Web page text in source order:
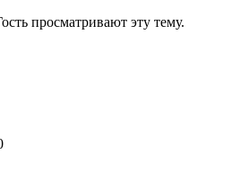
просматривают эту тему.